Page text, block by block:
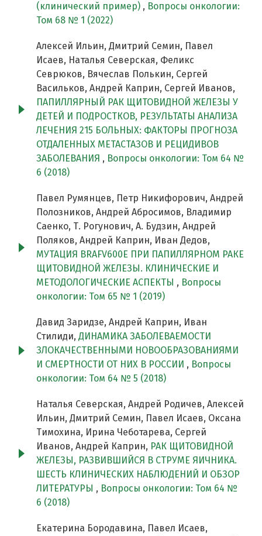
(клинический пример) , Вопросы онкологии:
Том 68 № 1 (2022)
Алексей Ильин, Дмитрий Семин, Павел
Исаев, Наталья Северская, Феликс
Севрюков, Вячеслав Полькин, Сергей
Васильков, Андрей Каприн, Сергей Иванов,
ПАПИЛЛЯРНЫЙ РАК ЩИТОВИДНОЙ ЖЕЛЕЗЫ У
ДЕТЕЙ И ПОДРОСТКОВ, РЕЗУЛЬТАТЫ АНАЛИЗА
ЛЕЧЕНИЯ 215 БОЛЬНЫХ: ФАКТОРЫ ПРОГНОЗА
ОТДАЛЕННЫХ МЕТАСТАЗОВ И РЕЦИДИВОВ
ЗАБОЛЕВАНИЯ , Вопросы онкологии: Том 64 №
6 (2018)
Павел Румянцев, Петр Никифорович, Андрей
Полозников, Андрей Абросимов, Владимир
Саенко, Т. Рогунович, А. Будзин, Андрей
Поляков, Андрей Каприн, Иван Дедов,
МУТАЦИЯ BRAFV600E ПРИ ПАПИЛЛЯРНОМ РАКЕ
ЩИТОВИДНОЙ ЖЕЛЕЗЫ. КЛИНИЧЕСКИЕ И
МЕТОДОЛОГИЧЕСКИЕ АСПЕКТЫ , Вопросы
онкологии: Том 65 № 1 (2019)
Давид Заридзе, Андрей Каприн, Иван
Стилиди, ДИНАМИКА ЗАБОЛЕВАЕМОСТИ
ЗЛОКАЧЕСТВЕННЫМИ НОВООБРАЗОВАНИЯМИ
И СМЕРТНОСТИ ОТ НИХ В РОССИИ , Вопросы
онкологии: Том 64 № 5 (2018)
Наталья Северская, Андрей Родичев, Алексей
Ильин, Дмитрий Семин, Павел Исаев, Оксана
Тимохина, Ирина Чеботарева, Сергей
Иванов, Андрей Каприн, РАК ЩИТОВИДНОЙ
ЖЕЛЕЗЫ, РАЗВИВШИЙСЯ В СТРУМЕ ЯИЧНИКА.
ШЕСТЬ КЛИНИЧЕСКИХ НАБЛЮДЕНИЙ И ОБЗОР
ЛИТЕРАТУРЫ , Вопросы онкологии: Том 64 №
6 (2018)
Екатерина Бородавина, Павел Исаев,